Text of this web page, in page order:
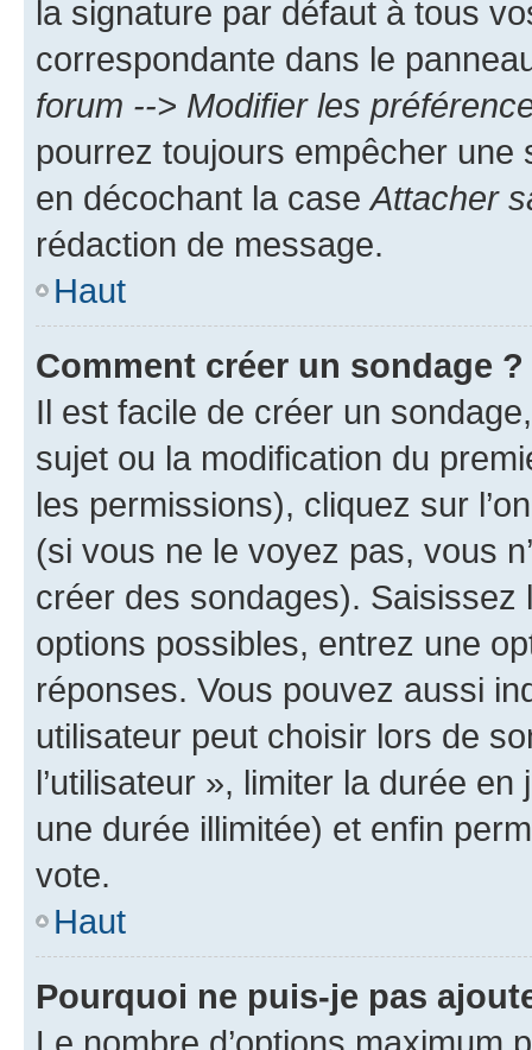
la signature par défaut à tous
correspondante dans le
forum --> Modifier les
pourrez toujours empêcher une
en décochant la caseAttacher
rédaction de message.
Haut
Comment créer un sondage ?
Il est facile de créer un
sujet ou la modification du
les permissions), cliquez sur
(si vous ne le voyez pas, vous
créer des sondages).
options possibles, entrez une
réponses. Vous pouvez aussi
utilisateur peut choisir lors de
l’utilisateur », limiter la durée
une durée illimitée) et enfin
vote.
Haut
Pourquoi ne puis-je pas